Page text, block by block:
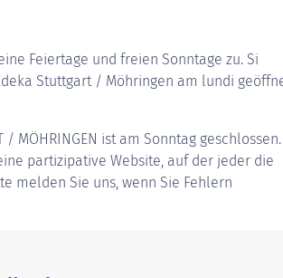
Feiertage und freien Sonntage zu. Si
Stuttgart / Möhringen am lundi
/ MÖHRINGEN ist am Sonntag geschlossen.
partizipative Website, auf der jeder die
melden Sie uns, wenn Sie Fehlern